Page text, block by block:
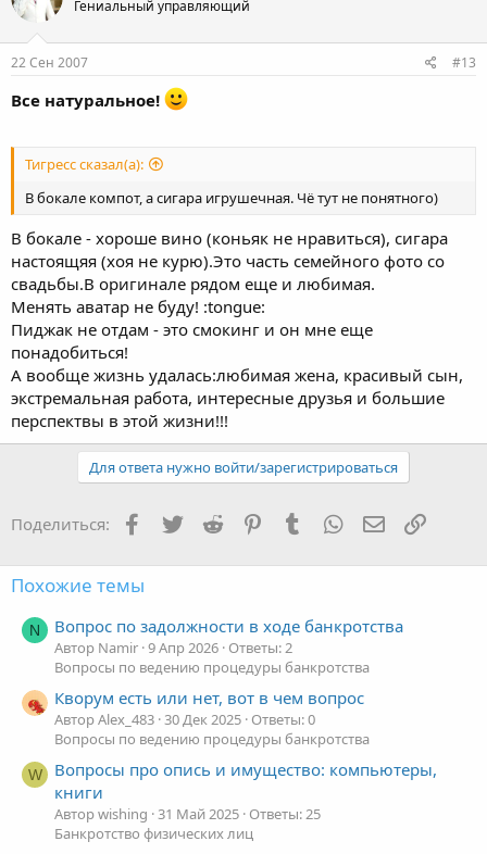
Гениальный управляющий
22 Сен 2007 #13
Все натуральное!
Тигресс сказал(а):
В бокале компот, а сигара игрушечная. Чё тут не понятного)
В бокале - хороше вино (коньяк не нравиться), сигара
настоящяя (хоя не курю).Это часть семейного фото со
свадьбы.В оригинале рядом еще и любимая.
Менять аватар не буду! :tongue:
Пиджак не отдам - это смокинг и он мне еще
понадобиться!
А вообще жизнь удалась:любимая жена, красивый сын,
экстремальная работа, интересные друзья и большие
перспектвы в этой жизни!!!
Для ответа нужно войти/зарегистрироваться
Поделиться: Facebook
TwitterReddit PinterestTumblr WhatsApp Ссылка
Похожие темы
N Вопрос по задолжности в ходе банкротства
Автор Namir 9 Апр 2026 Ответы: 2
Вопросы по ведению процедуры банкротства
Кворум есть или нет, вот в чем вопрос
Автор Alex_483 30 Дек 2025 Ответы: 0
Вопросы по ведению процедуры банкротства
W
Вопросы про опись и имущество: компьютеры,
книги
Автор wishing 31 Май 2025 Ответы: 25
Банкротство физических лиц